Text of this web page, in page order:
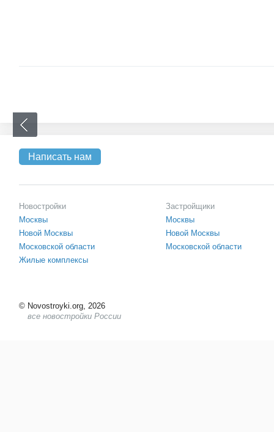
Написать нам
Новостройки
Москвы
Новой Москвы
Московской области
Жилые комплексы
Застройщики
Москвы
Новой Москвы
Московской области
© Novostroyki.org, 2026
все новостройки России